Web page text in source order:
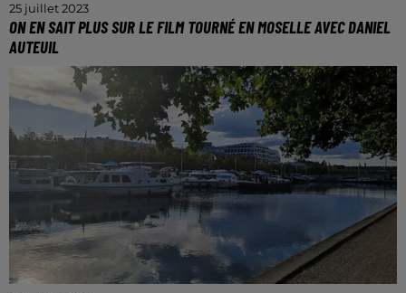
25 juillet 2023
ON EN SAIT PLUS SUR LE FILM TOURNÉ EN MOSELLE AVEC DANIEL
AUTEUIL
Le tournage a eu lieu dans une villa du Ban-Saint-
Martin, l’année dernière.